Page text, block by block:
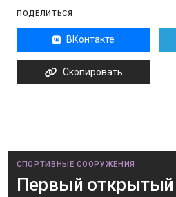
ПОДЕЛИТЬСЯ
ВКонтакте
Скопировать
СПОРТИВНЫЕ СООРУЖЕНИЯ
Первый открытый